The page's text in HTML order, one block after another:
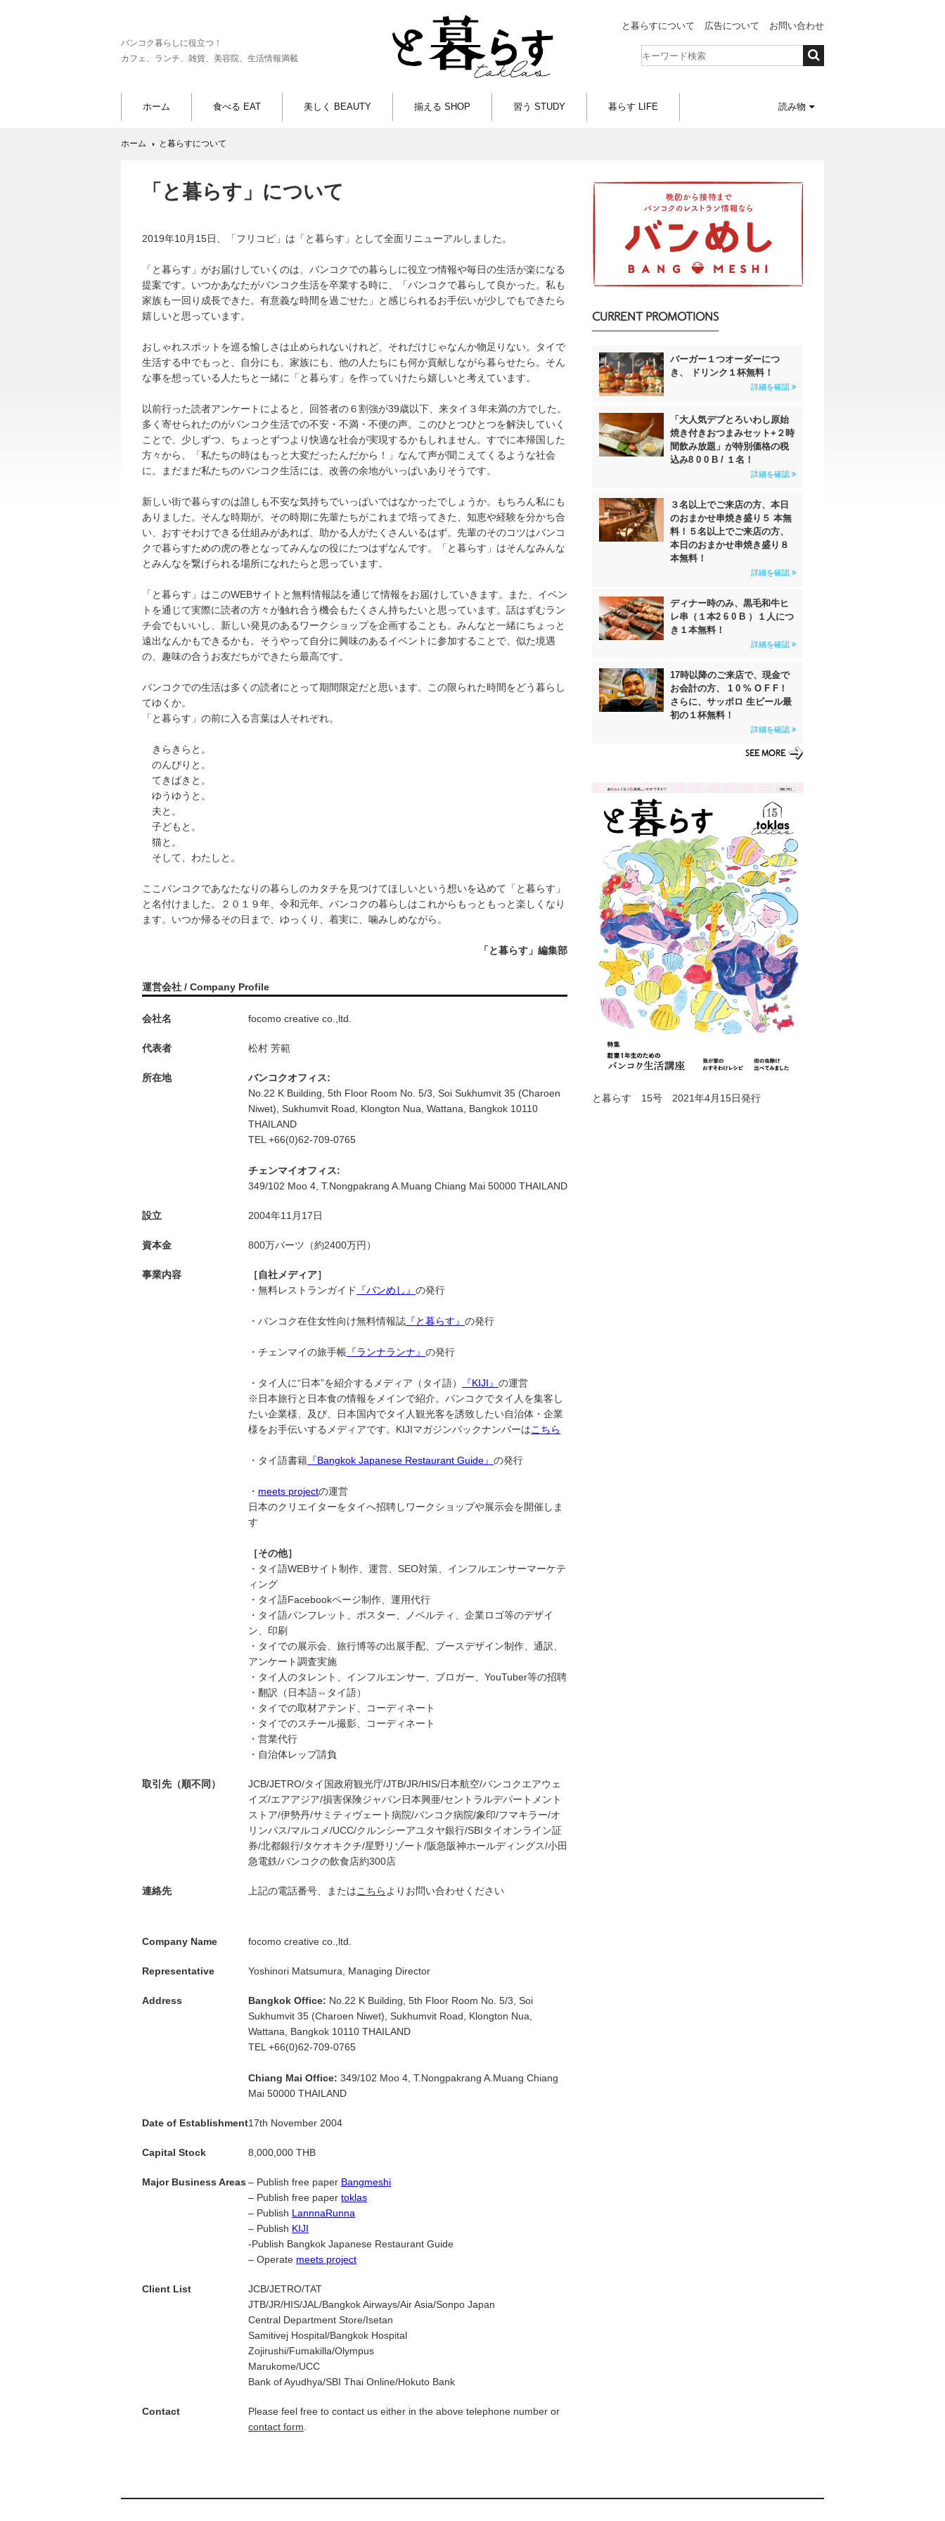
バンコク暮らしに役立つ！
カフェ、ランチ、雑貨、美容院、生活情報満載
と暮らすについて 広告について お問い合わせ
ホーム 食べる EAT 美しく BEAUTY 揃える SHOP 習う STUDY 暮らす LIFE 読み物
ホーム と暮らすについて
「と暮らす」について
2019年10月15日、「フリコピ」は「と暮らす」として全面リニューアルしました。
「と暮らす」がお届けしていくのは、バンコクでの暮らしに役立つ情報や毎日の生活が楽になる
提案です。いつかあなたがバンコク生活を卒業する時に、「バンコクで暮らして良かった。私も
家族も一回り成長できた。有意義な時間を過ごせた」と感じられるお手伝いが少しでもできたら
嬉しいと思っています。
おしゃれスポットを巡る愉しさは止められないけれど、それだけじゃなんか物足りない。タイで
生活する中でもっと、自分にも、家族にも、他の人たちにも何か貢献しながら暮らせたら。そん
な事を想っている人たちと一緒に「と暮らす」を作っていけたら嬉しいと考えています。
以前行った読者アンケートによると、回答者の６割強が39歳以下、来タイ３年未満の方でした。
多く寄せられたのがバンコク生活での不安・不満・不便の声。このひとつひとつを解決していく
ことで、少しずつ、ちょっとずつより快適な社会が実現するかもしれません。すでに本帰国した
方々から、「私たちの時はもっと大変だったんだから！」なんて声が聞こえてくるような社会
に。まだまだ私たちのバンコク生活には、改善の余地がいっぱいありそうです。
新しい街で暮らすのは誰しも不安な気持ちでいっぱいではなかったでしょうか。もちろん私にも
ありました。そんな時期が。その時期に先輩たちがこれまで培ってきた、知恵や経験を分かち合
い、おすそわけできる仕組みがあれば、助かる人がたくさんいるはず。先輩のそのコツはバンコ
クで暮らすための虎の巻となってみんなの役にたつはずなんです。「と暮らす」はそんなみんな
とみんなを繋げられる場所になれたらと思っています。
「と暮らす」はこのWEBサイトと無料情報誌を通じて情報をお届けしていきます。また、イベン
トを通じて実際に読者の方々が触れ合う機会もたくさん持ちたいと思っています。話はずむラン
チ会でもいいし、新しい発見のあるワークショップを企画することも。みんなと一緒にちょっと
遠出なんかもできるかも。そうやって自分に興味のあるイベントに参加することで、似た境遇
の、趣味の合うお友だちができたら最高です。
バンコクでの生活は多くの読者にとって期間限定だと思います。この限られた時間をどう暮らし
てゆくか。
「と暮らす」の前に入る言葉は人それぞれ。
きらきらと。
のんびりと。
てきぱきと。
ゆうゆうと。
夫と。
子どもと。
猫と。
そして、わたしと。
ここバンコクであなたなりの暮らしのカタチを見つけてほしいという想いを込めて「と暮らす」
と名付けました。２０１９年、令和元年。バンコクの暮らしはこれからもっともっと楽しくなり
ます。いつか帰るその日まで、ゆっくり、着実に、噛みしめながら。
「と暮らす」編集部
運営会社 / Company Profile
会社名 focomo creative co.,ltd.
代表者 松村 芳範
所在地
バンコクオフィス:
No.22 K Building, 5th Floor Room No. 5/3, Soi Sukhumvit 35 (Charoen
Niwet), Sukhumvit Road, Klongton Nua, Wattana, Bangkok 10110
THAILAND
TEL +66(0)62-709-0765
チェンマイオフィス:
349/102 Moo 4, T.Nongpakrang A.Muang Chiang Mai 50000 THAILAND
設立 2004年11月17日
資本金 800万バーツ（約2400万円）
事業内容
［自社メディア］
・ 無料レストランガイド 『バンめし』 の発行
・ バンコク在住女性向け無料情報誌 『と暮らす』 の発行
・ チェンマイの旅手帳 『ランナランナ』 の発行
・ タイ人に“日本”を紹介するメディア（タイ語） 『KIJI』 の運営
※日本旅行と日本食の情報をメインで紹介。バンコクでタイ人を集客し
たい企業様、及び、日本国内でタイ人観光客を誘致したい自治体・企業
様をお手伝いするメディアです。KIJIマガジンバックナンバーはこちら
・タイ語書籍 『Bangkok Japanese Restaurant Guide』 の発行
・ meets projectの運営
日本のクリエイターをタイへ招聘しワークショップや展示会を開催しま
す
［その他］
・タイ語WEBサイト制作、運営、SEO対策、インフルエンサーマーケテ
ィング
・タイ語Facebookページ制作、運用代行
・タイ語パンフレット、ポスター、ノベルティ、企業ロゴ等のデザイ
ン、印刷
・タイでの展示会、旅行博等の出展手配、ブースデザイン制作、通訳、
アンケート調査実施
・タイ人のタレント、インフルエンサー、ブロガー、YouTuber等の招聘
・翻訳（日本語⇔タイ語）
・タイでの取材アテンド、コーディネート
・タイでのスチール撮影、コーディネート
・営業代行
・自治体レップ請負
取引先（順不同）
JCB/JETRO/タイ国政府観光庁/JTB/JR/HIS/日本航空/バンコクエアウェ
イズ/エアアジア/損害保険ジャパン日本興亜/セントラルデパートメント
ストア/伊勢丹/サミティヴェート病院/バンコク病院/象印/フマキラー/オ
リンパス/マルコメ/UCC/クルンシーアユタヤ銀行/SBIタイオンライン証
券/北都銀行/タケオキクチ/星野リゾート/阪急阪神ホールディングス/小田
急電鉄/バンコクの飲食店約300店
連絡先 上記の電話番号、またはこちらよりお問い合わせください
Company Name focomo creative co.,ltd.
Representative Yoshinori Matsumura, Managing Director
Address Bangkok Office: No.22 K Building, 5th Floor Room No. 5/3, Soi
Sukhumvit 35 (Charoen Niwet), Sukhumvit Road, Klongton Nua,
Wattana, Bangkok 10110 THAILAND
TEL +66(0)62-709-0765
Chiang Mai Office: 349/102 Moo 4, T.Nongpakrang A.Muang Chiang
Mai 50000 THAILAND
Date of Establishment17th November 2004
Capital Stock 8,000,000 THB
Major Business Areas – Publish free paper Bangmeshi
– Publish free paper toklas
– Publish LannnaRunna
– Publish KIJI
-Publish Bangkok Japanese Restaurant Guide
– Operate meets project
Client List
JCB/JETRO/TAT
JTB/JR/HIS/JAL/Bangkok Airways/Air Asia/Sonpo Japan
Central Department Store/Isetan
Samitivej Hospital/Bangkok Hospital
Zojirushi/Fumakilla/Olympus
Marukome/UCC
Bank of Ayudhya/SBI Thai Online/Hokuto Bank
Contact
Please feel free to contact us either in the above telephone number or
contact form.
CURRENT PROMOTIONS
バーガー１つオーダーにつ
き、 ドリンク１杯無料！
詳細を確認
「大人気デブとろいわし原始
焼き付きおつまみセット+２時
間飲み放題」が特別価格の税
込み8 0 0 B / １名！
詳細を確認
３名以上でご来店の方、本日
のおまかせ串焼き盛り５ 本無
料！５名以上でご来店の方、
本日のおまかせ串焼き盛り８
本無料！
詳細を確認
ディナー時のみ、黒毛和牛ヒ
レ串（１本2 6 0 B ）１人につ
き１本無料！
詳細を確認
17時以降のご来店で、現金で
お会計の方、 1 0 % O F F！
さらに、サッポロ 生ビール最
初の１杯無料！
詳細を確認
SEE MORE
と暮らす 15号 2021年4月15日発行